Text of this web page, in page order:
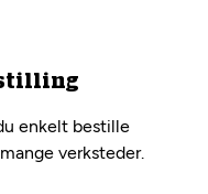
enkelt bestille
verksteder.